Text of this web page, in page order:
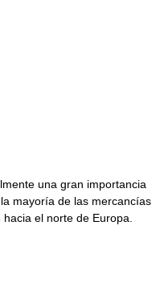
una gran importancia
mayoría de las mercancías
el norte de Europa.